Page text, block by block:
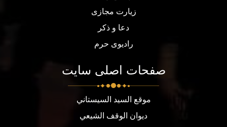
زیارت مجازی
دعا و ذکر
رادیوی حرم
صفحات اصلی سایت
موقع السيد السيستاني
ديوان الوقف الشيعي